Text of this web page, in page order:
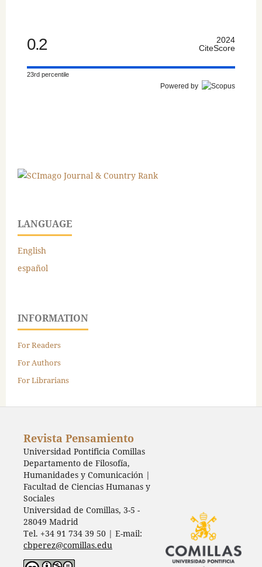
0.2
2024
CiteScore
23rd percentile
Powered by
LANGUAGE
English
español
INFORMATION
For Readers
For Authors
For Librarians
Revista Pensamiento
Universidad Pontificia Comillas
Departamento de Filosofía,
Humanidades y Comunicación |
Facultad de Ciencias Humanas y
Sociales
Universidad de Comillas, 3-5 -
28049 Madrid
Tel. +34 91 734 39 50 | E-mail:
cbperez@comillas.edu